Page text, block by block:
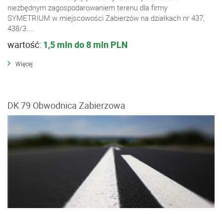
niezbędnym zagospodarowaniem terenu dla firmy
SYMETRIUM w miejscowości Zabierzów na działkach nr 437,
438/3....
wartość: 1,5 mln do 8 mln PLN
Więcej
DK 79 Obwodnica Zabierzowa